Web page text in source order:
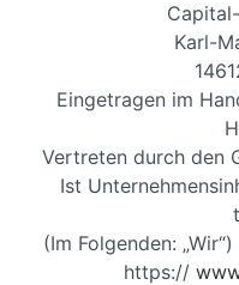
Karl-
Eingetragen im
Vertreten durch den
Ist
(Im Folgenden:
https://